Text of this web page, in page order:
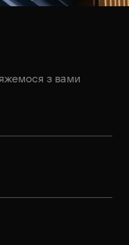
з вами